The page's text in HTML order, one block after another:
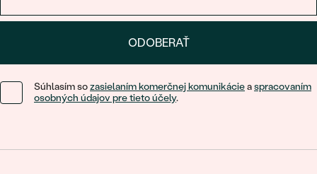
ODOBERAŤ
Súhlasím sozasielaním komerčnej komunikácieaspracovaním
osobných údajov pre tieto účely.